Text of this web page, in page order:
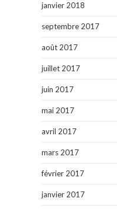
janvier 2018
septembre 2017
août 2017
juillet 2017
juin 2017
mai 2017
avril 2017
mars 2017
février 2017
janvier 2017